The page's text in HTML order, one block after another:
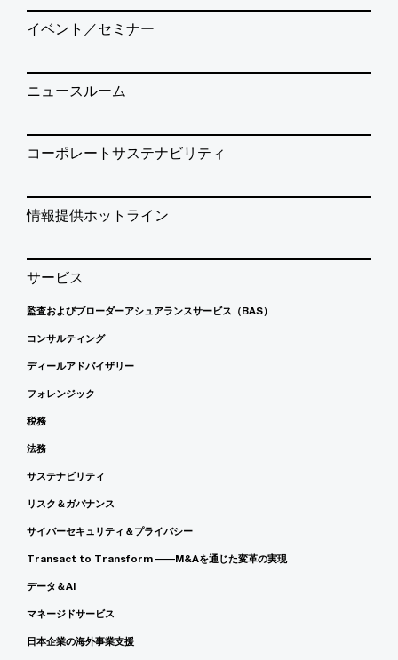
イベント／セミナー
ニュースルーム
コーポレートサステナビリティ
情報提供ホットライン
サービス
監査およびブローダーアシュアランスサービス（BAS）
コンサルティング
ディールアドバイザリー
フォレンジック
税務
法務
サステナビリティ
リスク＆ガバナンス
サイバーセキュリティ＆プライバシー
Transact to Transform ――M&Aを通じた変革の実現
データ＆AI
マネージドサービス
日本企業の海外事業支援